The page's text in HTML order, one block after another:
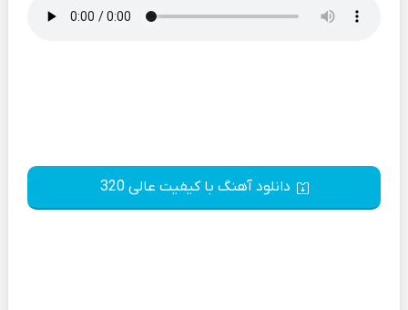
دانلود آهنگ با کیفیت عالی 320